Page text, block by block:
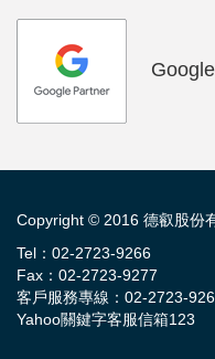
Copyright © 2016 德叡股份
Tel：02-2723-9266
Fax：02-2723-9277
客戶服務專線：02-2723-
Yahoo關鍵字客服信箱123